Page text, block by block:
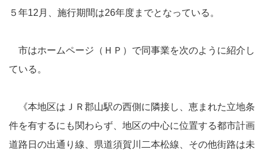
５年12月、施行期間は26年度までとなっている。
市はホームページ（ＨＰ）で同事業を次のように紹介し
ている。
《本地区はＪＲ郡山駅の西側に隣接し、恵まれた立地条
件を有するにも関わらず、地区の中心に位置する都市計画
道路日の出通り線、県道須賀川二本松線、その他街路は未